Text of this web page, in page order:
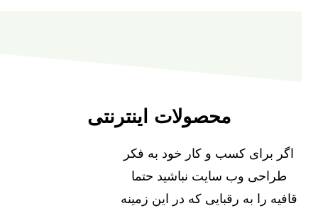
محصولات اینترنتی
اگر برای کسب و کار خود به فکر
طراحی وب سایت نباشید حتما
قافیه را به رقبایی که در این زمینه